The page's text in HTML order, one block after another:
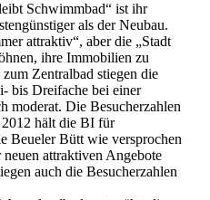
Schwimmbad“ ist ihr
als der Neubau.
attraktiv“, aber die „Stadt
ihre Immobilien zu
Zentralbad stiegen die
bis Dreifache bei einer
moderat. Die Besucherzahlen
hält die BI für
Beueler Bütt wie versprochen
attraktiven Angebote
auch die Besucherzahlen